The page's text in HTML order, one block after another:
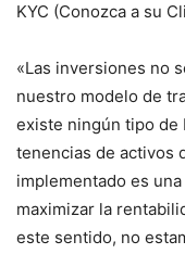
KYC (Conozca a su
«Las inversiones no
nuestro modelo de
existe ningún tipo de
tenencias de activos
implementado es
maximizar la
este sentido, no